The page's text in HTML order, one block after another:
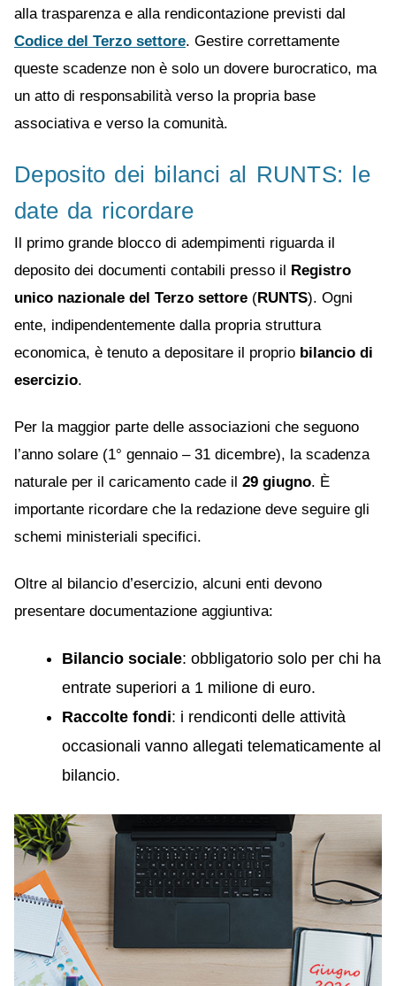
alla trasparenza e alla rendicontazione previsti dal
Codice del Terzo settore. Gestire correttamente
queste scadenze non è solo un dovere burocratico, ma
un atto di responsabilità verso la propria base
associativa e verso la comunità.
Deposito dei bilanci al RUNTS: le
date da ricordare
Il primo grande blocco di adempimenti riguarda il
deposito dei documenti contabili presso il
Registro
unico nazionale del Terzo settore (RUNTS). Ogni
ente, indipendentemente dalla propria struttura
economica, è tenuto a depositare il proprio bilancio di
esercizio.
Per la maggior parte delle associazioni che seguono
l’anno solare (1° gennaio – 31 dicembre), la scadenza
naturale per il caricamento cade il 29 giugno. È
importante ricordare che la redazione deve seguire gli
schemi ministeriali specifici.
Oltre al bilancio d’esercizio, alcuni enti devono
presentare documentazione aggiuntiva:
Bilancio sociale: obbligatorio solo per chi ha
entrate superiori a 1 milione di euro.
Raccolte fondi: i rendiconti delle attività
occasionali vanno allegati telematicamente al
bilancio.